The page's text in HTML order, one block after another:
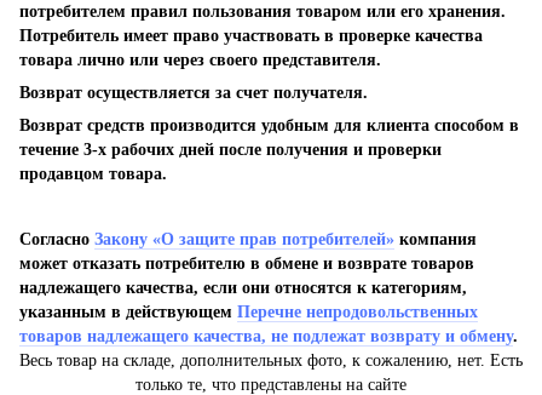
потребителем правил пользования товаром или его хранения.
Потребитель имеет право участвовать в проверке качества
товара лично или через своего представителя.
Возврат осуществляется за счет получателя.
Возврат средств производится удобным для клиента способом в
течение 3-х рабочих дней после получения и проверки
продавцом товара.
Согласно Закону «О защите прав потребителей» компания
может отказать потребителю в обмене и возврате товаров
надлежащего качества, если они относятся к категориям,
указанным в действующем Перечне непродовольственных
товаров надлежащего качества, не подлежат возврату и обмену.
Весь товар на складе, дополнительных фото, к сожалению, нет. Есть
только те, что представлены на сайте